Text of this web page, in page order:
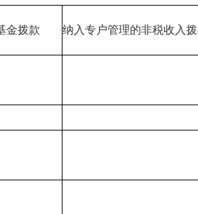
金拨款 纳入专户管理的非税收入